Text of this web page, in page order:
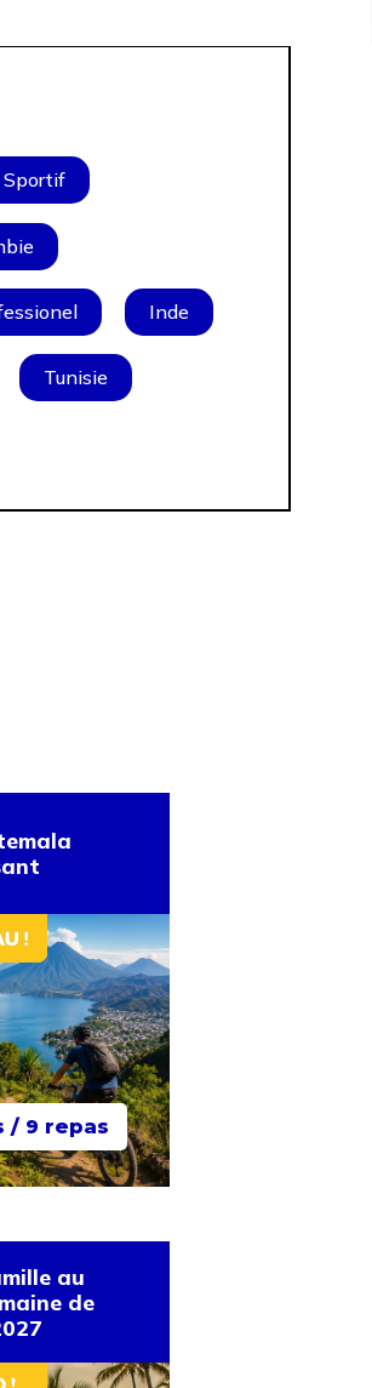
Sportif
Inde
Tunisie
/ 9 repas
au
de